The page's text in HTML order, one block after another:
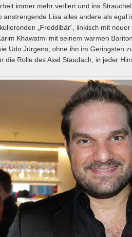
immer mehr verliert und ins
anstrengende Lisa alles andere als egal
„Freddibär“, linkisch mit
Khawatmi mit seinem warmen
Udo Jürgens, ohne ihn im Geringsten
die Rolle des Axel Staudach, in jeder